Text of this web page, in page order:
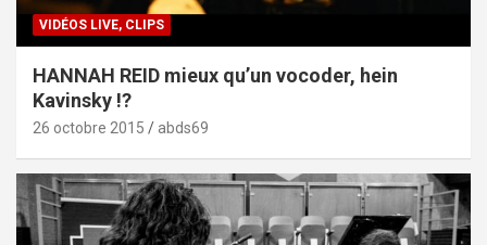
VIDÉOS LIVE, CLIPS
HANNAH REID mieux qu’un vocoder, hein
Kavinsky !?
26 octobre 2015 abds69